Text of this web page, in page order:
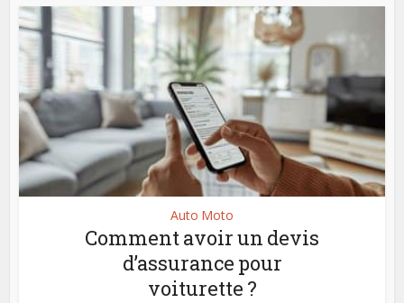
Auto Moto
Comment avoir un devis
d’assurance pour
voiturette ?